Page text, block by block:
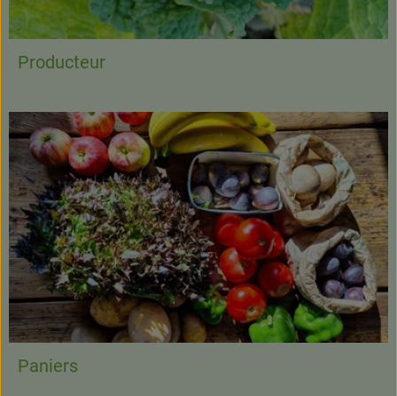
Producteur
Paniers